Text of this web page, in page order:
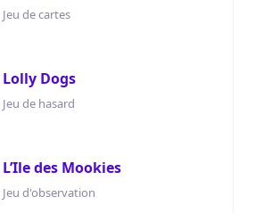
Jeu de cartes
Lolly Dogs
Jeu de hasard
L’Ile des Mookies
Jeu d'observation